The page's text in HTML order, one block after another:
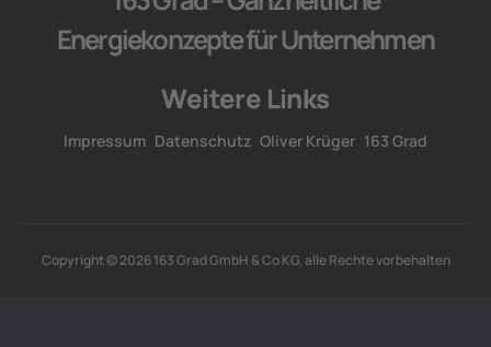
Energiekonzepte für Unternehmen
Weitere Links
Impressum Datenschutz Oliver Krüger 163 Grad
Copyright © 2026 163 Grad GmbH & Co KG, alle Rechte vorbehalten